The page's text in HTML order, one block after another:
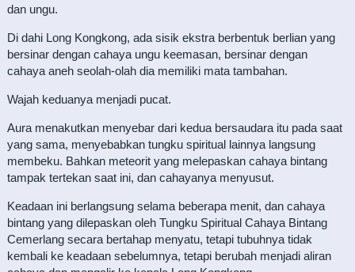
dan ungu.
Di dahi Long Kongkong, ada sisik ekstra berbentuk berlian yang
bersinar dengan cahaya ungu keemasan, bersinar dengan
cahaya aneh seolah-olah dia memiliki mata tambahan.
Wajah keduanya menjadi pucat.
Aura menakutkan menyebar dari kedua bersaudara itu pada saat
yang sama, menyebabkan tungku spiritual lainnya langsung
membeku. Bahkan meteorit yang melepaskan cahaya bintang
tampak tertekan saat ini, dan cahayanya menyusut.
Keadaan ini berlangsung selama beberapa menit, dan cahaya
bintang yang dilepaskan oleh Tungku Spiritual Cahaya Bintang
Cemerlang secara bertahap menyatu, tetapi tubuhnya tidak
kembali ke keadaan sebelumnya, tetapi berubah menjadi aliran